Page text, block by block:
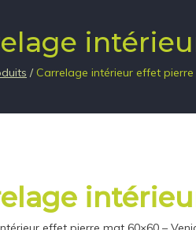
/ Carrelage intérieur effet pierre